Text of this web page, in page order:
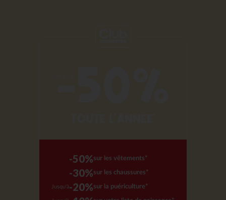
-50%sur les vêtements*
-30%sur les chaussures*
Jusqu'à-20%sur la puériculture*